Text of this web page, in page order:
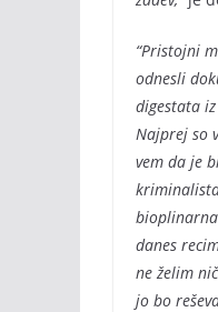
“Pristojni
odnesli
digestata
Najprej so
vem da je
bioplinarna
danes
ne želim
jo bo